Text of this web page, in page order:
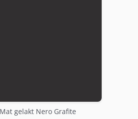
gelakt Nero Grafite